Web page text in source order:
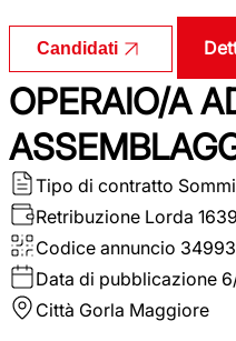
Candidati
OPERAIO/A
Tipo di contratto
Retribuzione Lorda
Codice annuncio
Data di pubblicazione
Città Gorla Maggiore